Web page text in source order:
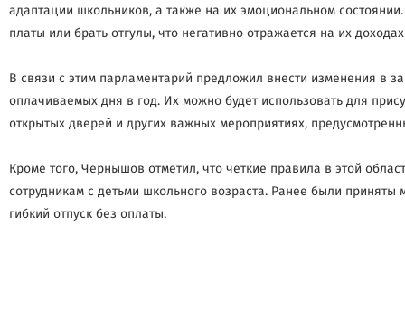
адаптации школьников, а также на их эмоциональном
платы или брать отгулы, что негативно отражается на их
В связи с этим парламентарий предложил внести изменения в
оплачиваемых дня в год. Их можно будет использовать для
открытых дверей и других важных мероприятиях,
Кроме того, Чернышов отметил, что четкие правила в этой
сотрудникам с детьми школьного возраста. Ранее были
гибкий отпуск без оплаты.